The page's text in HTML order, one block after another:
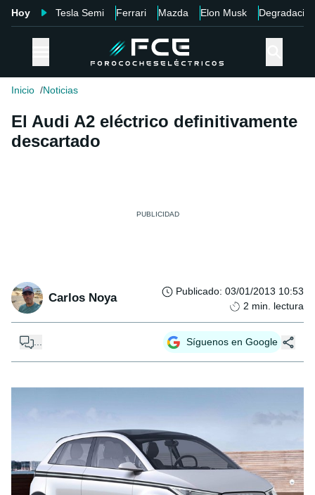
Hoy Tesla Semi Ferrari Mazda Elon Musk Degradación
Inicio Noticias
El Audi A2 eléctrico definitivamente
descartado
Carlos Noya Publicado: 03/01/2013 10:53
2 min. lectura
... Síguenos en Google